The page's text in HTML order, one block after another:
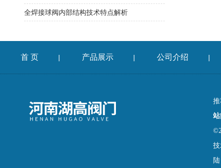
全焊接球阀内部结构技术特点解析
首 页 | 产品展示 | 公司介绍 |
陆